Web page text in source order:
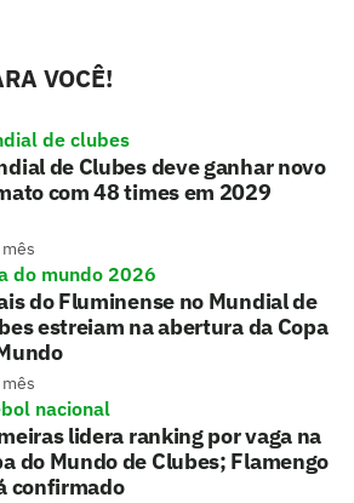
VOCÊ!
de clubes
de Clubes deve ganhar novo
com 48 times em 2029
mês
do mundo 2026
do Fluminense no Mundial de
estreiam na abertura da Copa
mês
nacional
lidera ranking por vaga na
do Mundo de Clubes; Flamengo
confirmado